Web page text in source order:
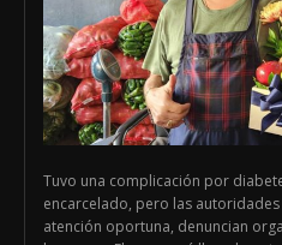
Tuvo una complicación por
encarcelado, pero las
atención oportuna, denuncian